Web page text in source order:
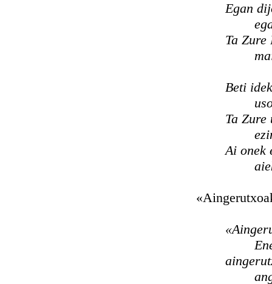
Egan
Ta
Beti
Ta Zure
Ai onek
«Aingerutxoak»